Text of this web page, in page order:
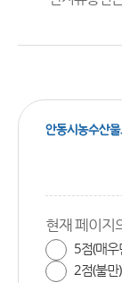
안동시농수산
현재 페이지
5점(매우
2점(불만)